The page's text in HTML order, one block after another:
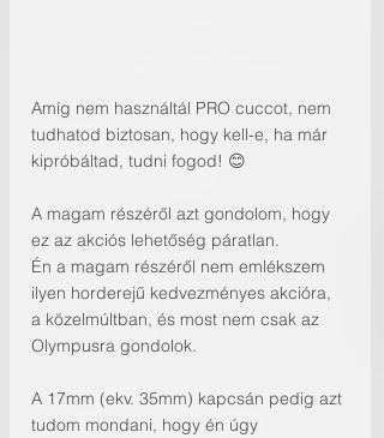
Amíg nem használtál PRO cuccot, nem
tudhatod biztosan, hogy kell-e, ha már
kipróbáltad, tudni fogod! 😊
A magam részéről azt gondolom, hogy
ez az akciós lehetőség páratlan.
Én a magam részéről nem emlékszem
ilyen horderejű kedvezményes akcióra,
a közelmúltban, és most nem csak az
Olympusra gondolok.
A 17mm (ekv. 35mm) kapcsán pedig azt
tudom mondani, hogy én úgy